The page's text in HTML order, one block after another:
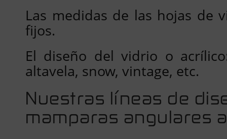
Las medidas de las hojas de
fijos.
El diseño del vidrio o
altavela, snow, vintage, etc.
Nuestras líneas de
mamparas angulares